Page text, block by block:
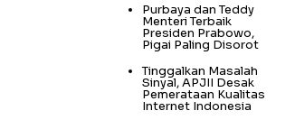
Purbaya dan Teddy
Menteri Terbaik
Presiden Prabowo,
Pigai Paling Disorot
Tinggalkan Masalah
Sinyal, APJII Desak
Pemerataan Kualitas
Internet Indonesia